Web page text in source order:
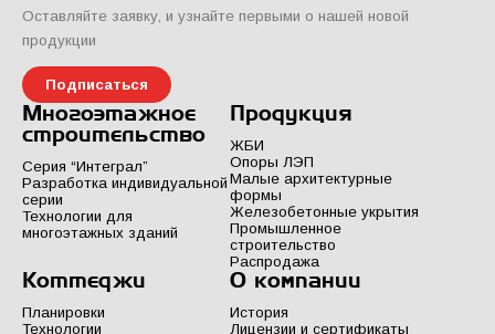
Оставляйте заявку, и узнайте первыми о нашей новой
продукции
Подписаться
Многоэтажное
строительство
Серия “Интеграл”
Разработка индивидуальной
серии
Технологии для
многоэтажных зданий
Продукция
ЖБИ
Опоры ЛЭП
Малые архитектурные
формы
Железобетонные укрытия
Промышленное
строительство
Распродажа
Коттеджи
Планировки
Технологии
О компании
История
Лицензии и сертификаты